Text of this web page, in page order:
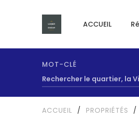
ACCUEIL
MOT-CLÉ
ACCUEIL / PROPRIÉTÉS /